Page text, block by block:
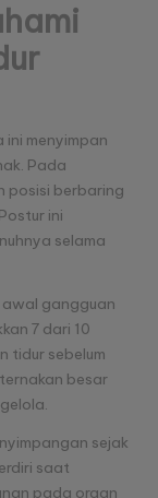
menyimpan
Pada
posisi berbaring
ini
selama
gangguan
7 dari 10
tidur sebelum
besar
sejak
saat
pada organ